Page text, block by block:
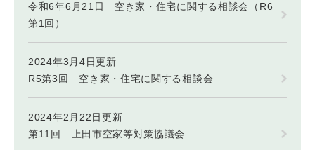
令和6年6月21日 空き家・住宅に関する相談会（R6
第1回）
2024年3月4日更新
R5第3回 空き家・住宅に関する相談会
2024年2月22日更新
第11回 上田市空家等対策協議会